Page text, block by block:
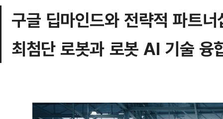
구글 딥마인드와 전략적 파트너
최첨단 로봇과 로봇 AI 기술 융